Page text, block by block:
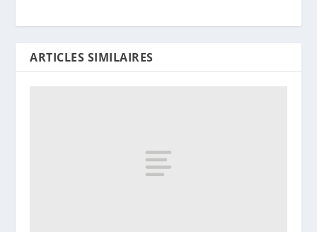
ARTICLES SIMILAIRES